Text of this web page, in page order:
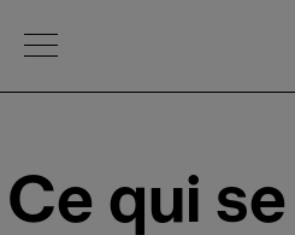
Open Menu
Ce qui